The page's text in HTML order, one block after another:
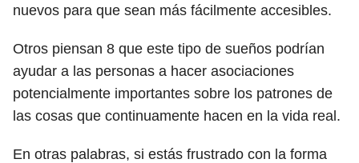
nuevos para que sean más fácilmente accesibles.
Otros piensan 8 que este tipo de sueños podrían
ayudar a las personas a hacer asociaciones
potencialmente importantes sobre los patrones de
las cosas que continuamente hacen en la vida real.
En otras palabras, si estás frustrado con la forma